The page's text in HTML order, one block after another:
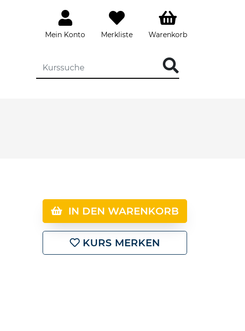
Mein Konto Merkliste Warenkorb
IN DEN WARENKORB
KURS MERKEN